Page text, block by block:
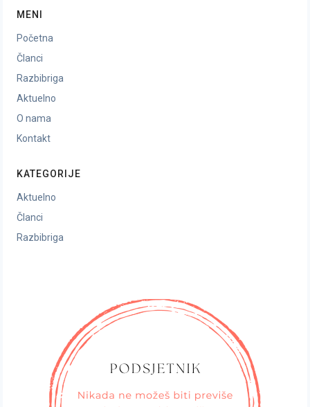
MENI
Početna
Članci
Razbibriga
Aktuelno
O nama
Kontakt
KATEGORIJE
Aktuelno
Članci
Razbibriga